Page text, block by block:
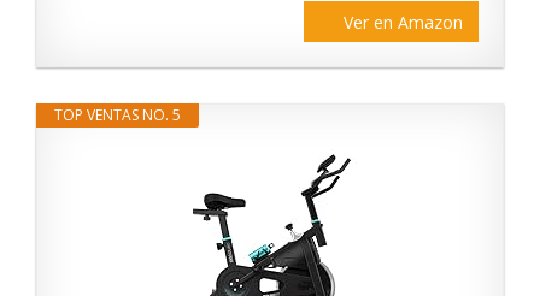
Ver en Amazon
TOP VENTAS NO. 5